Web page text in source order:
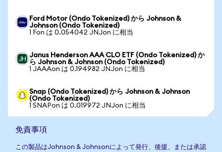
Ford Motor (Ondo Tokenized) から Johnson &
Johnson (Ondo Tokenized)
1 Fon は 0.054042 JNJon に相当
Janus Henderson AAA CLO ETF (Ondo Tokenized) か
ら Johnson & Johnson (Ondo Tokenized)
1 JAAAon は 0.194982 JNJon に相当
Snap (Ondo Tokenized) から Johnson & Johnson
(Ondo Tokenized)
1 SNAPon は 0.019972 JNJon に相当
免責事項
この製品はJohnson & Johnsonによって発行、後援、または承認